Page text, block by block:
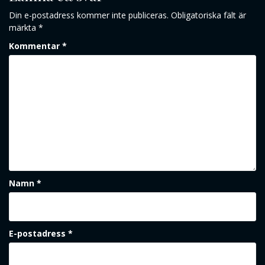
Din e-postadress kommer inte publiceras. Obligatoriska fält är
märkta *
Kommentar *
Namn *
E-postadress *